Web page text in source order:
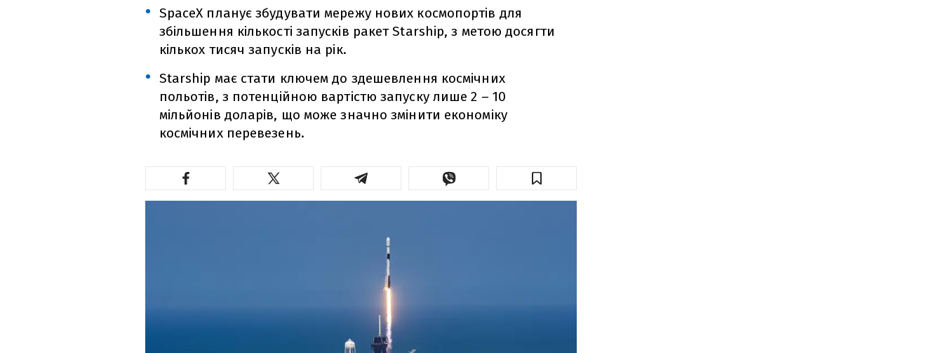
SpaceX планує збудувати мережу нових космопортів для
збільшення кількості запусків ракет Starship, з метою досягти
кількох тисяч запусків на рік.
Starship має стати ключем до здешевлення космічних
польотів, з потенційною вартістю запуску лише 2 – 10
мільйонів доларів, що може значно змінити економіку
космічних перевезень.